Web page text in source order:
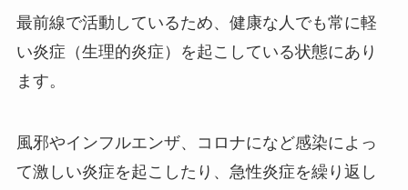
最前線で活動しているため、健康な人でも常に軽
い炎症（生理的炎症）を起こしている状態にあり
ます。
風邪やインフルエンザ、コロナになど感染によっ
て激しい炎症を起こしたり、急性炎症を繰り返し